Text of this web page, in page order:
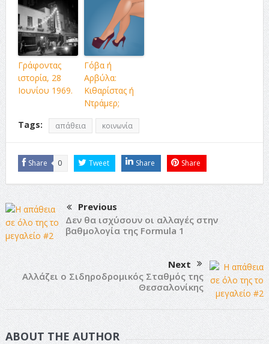
Γράφοντας
ιστορία, 28
Ιουνίου 1969.
Γόβα ή
Αρβύλα:
Κιθαρίστας ή
Ντράμερ;
Tags:
απάθεια κοινωνία
Share 0 Tweet Share Share
Previous
Δεν θα ισχύσουν οι αλλαγές στην
βαθμολογία της Formula 1
Next
Αλλάζει ο Σιδηροδρομικός Σταθμός της
Θεσσαλονίκης
ABOUT THE AUTHOR